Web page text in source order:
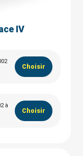
IV
Choisir
à
Choisir